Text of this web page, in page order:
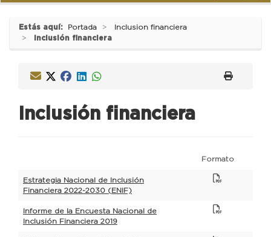
Estás aquí: Portada
Inclusion financiera
Inclusión financiera
Inclusión financiera
Formato
Estrategia Nacional de Inclusión
Financiera 2022-2030 (ENIF)
Informe de la Encuesta Nacional de
Inclusión Financiera 2019